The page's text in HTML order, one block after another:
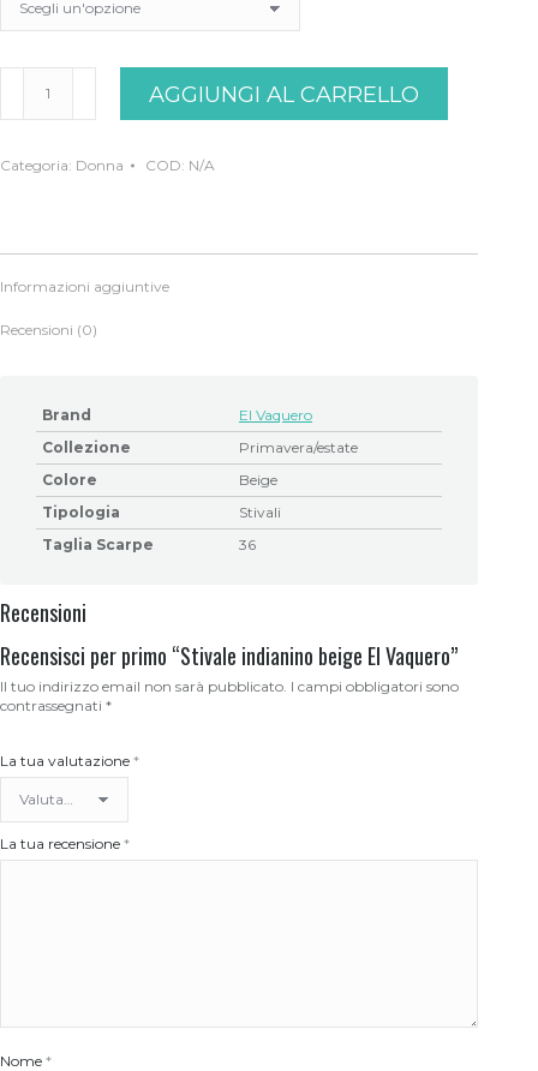
indianino
quantità
AGGIUNGI AL CARRELLO
Categoria: Donna COD: N/A
Informazioni aggiuntive
Recensioni (0)
Brand
El Vaquero
Collezione
Primavera/estate
Colore
Beige
Tipologia
Stivali
Taglia Scarpe
36
Recensioni
Recensisci per primo “Stivale indianino beige El Vaquero”
Il tuo indirizzo email non sarà pubblicato. I campi obbligatori sono
contrassegnati *
La tua valutazione *
La tua recensione *
Nome *